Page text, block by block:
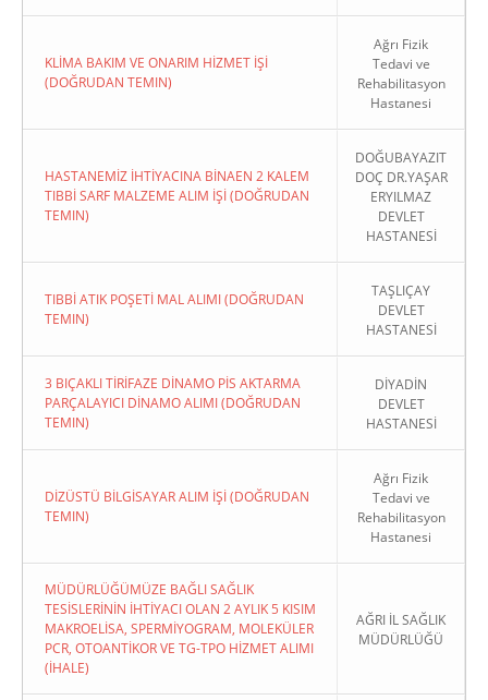
KLİMA BAKIM VE ONARIM HİZMET İŞİ
(DOĞRUDAN TEMIN)
Ağrı Fizik
Tedavi ve
Rehabilitasyon
Hastanesi
HASTANEMİZ İHTİYACINA BİNAEN 2 KALEM
TIBBİ SARF MALZEME ALIM İŞİ (DOĞRUDAN
TEMIN)
DOĞUBAYAZIT
DOÇ DR.YAŞAR
ERYILMAZ
DEVLET
HASTANESİ
TIBBİ ATIK POŞETİ MAL ALIMI (DOĞRUDAN
TEMIN)
TAŞLIÇAY
DEVLET
HASTANESİ
3 BIÇAKLI TİRİFAZE DİNAMO PİS AKTARMA
PARÇALAYICI DİNAMO ALIMI (DOĞRUDAN
TEMIN)
DİYADİN
DEVLET
HASTANESİ
DİZÜSTÜ BİLGİSAYAR ALIM İŞİ (DOĞRUDAN
TEMIN)
Ağrı Fizik
Tedavi ve
Rehabilitasyon
Hastanesi
MÜDÜRLÜĞÜMÜZE BAĞLI SAĞLIK
TESİSLERİNİN İHTİYACI OLAN 2 AYLIK 5 KISIM
MAKROELİSA, SPERMİYOGRAM, MOLEKÜLER
PCR, OTOANTİKOR VE TG-TPO HİZMET ALIMI
(İHALE)
AĞRI İL SAĞLIK
MÜDÜRLÜĞÜ